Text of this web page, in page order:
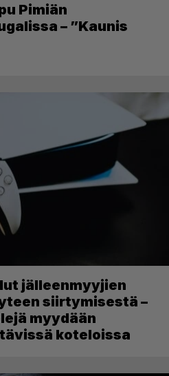
Pimiän
– ”Kaunis
jälleenmyyjien
siirtymisestä –
myydään
koteloissa